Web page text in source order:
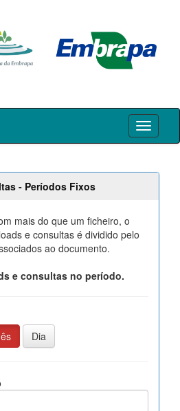
- Períodos Fixos
mais do que um ficheiro, o
e consultas é dividido pelo
ao documento.
e consultas no período.
Dia